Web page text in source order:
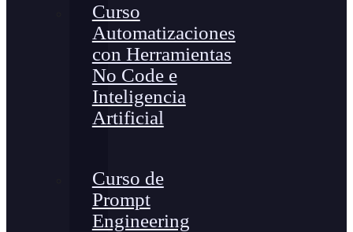
Curso
Automatizaciones
con Herramientas
No Code e
Inteligencia
Artificial
Curso de
Prompt
Engineering